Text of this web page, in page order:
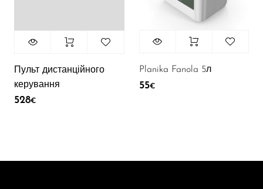
Пульт дистанційного
керування
528€
Planika Fanola 5л
55€